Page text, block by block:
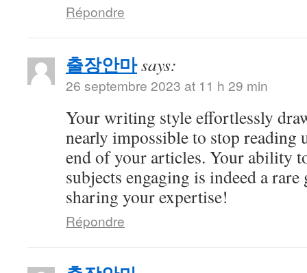
Répondre
출장안마says:
26 septembre 2023 at 11 h 29 min
Your writing style effortlessly
nearly impossible to stop reading
end of your articles. Your ability
subjects engaging is indeed a
sharing your expertise!
Répondre